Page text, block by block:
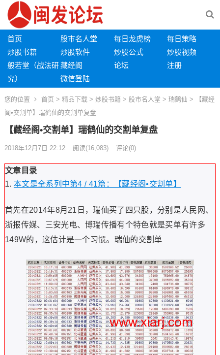
首页 股市名人堂 每日龙虎榜
每日策略
炒股书籍
炒股软件 炒股公式
炒股视频
般若堂（战法研
究）
藏经阁 论坛
注册
微信登陆
您的位置 首页 > 精品下载> 炒股书籍 > 股市名人堂 > 瑞鹤仙 > 【藏经
阁•交割单】瑞鹤仙的交割单复盘
【藏经阁•交割单】瑞鹤仙的交割单复盘
2018年12月7日 22:12 阅读(16,083) 评论(0)
文章目录
本文是全系列中第4 / 41篇：【藏经阁•交割单】
首先在2014年8月21日，瑞仙买了四只股，分别是人民网、
浙报传媒、三安光电、博瑞传播有个特色就是买单有许多
149W的，这估计是一个习惯。瑞仙的交割单